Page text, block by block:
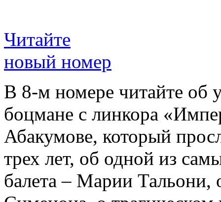
Читайте
новый номер
В 8-м номере читайте об
боцмане с линкора
Абакумове, который
трех лет, об одной из
балета – Марии